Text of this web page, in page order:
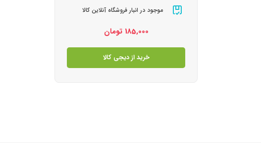
موجود در انبار فروشگاه آنلاین کالا
185,000 تومان
خرید از دیجی کالا